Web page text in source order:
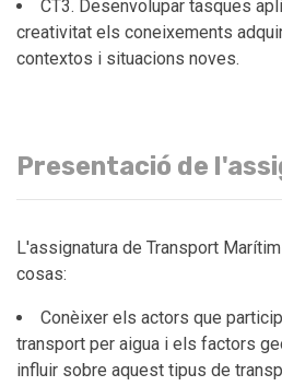
CT3. Desenvolupar tasques
creativitat els coneixements
contextos i situacions noves.
Presentació de
L'assignatura de Transport
cosas:
Conèixer els actors que
transport per aigua i els factors
influir sobre aquest tipus de